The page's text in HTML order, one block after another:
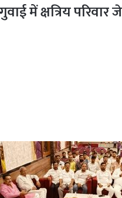
में क्षत्रिय